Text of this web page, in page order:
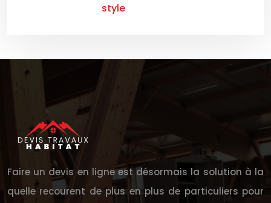
style
Faire un devis en ligne est désormais la solution à la
quelle recourent de plus en plus de particuliers pour